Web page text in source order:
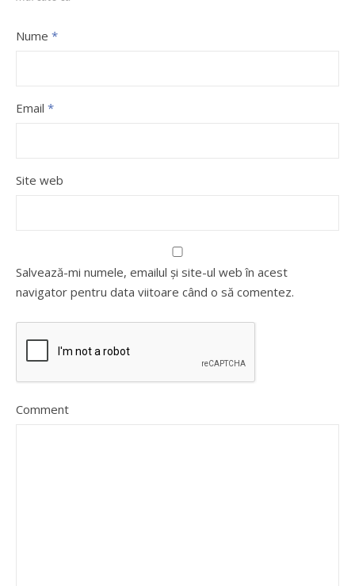
Nume *
Email *
Site web
Salvează-mi numele, emailul și site-ul web în acest
navigator pentru data viitoare când o să comentez.
Comment